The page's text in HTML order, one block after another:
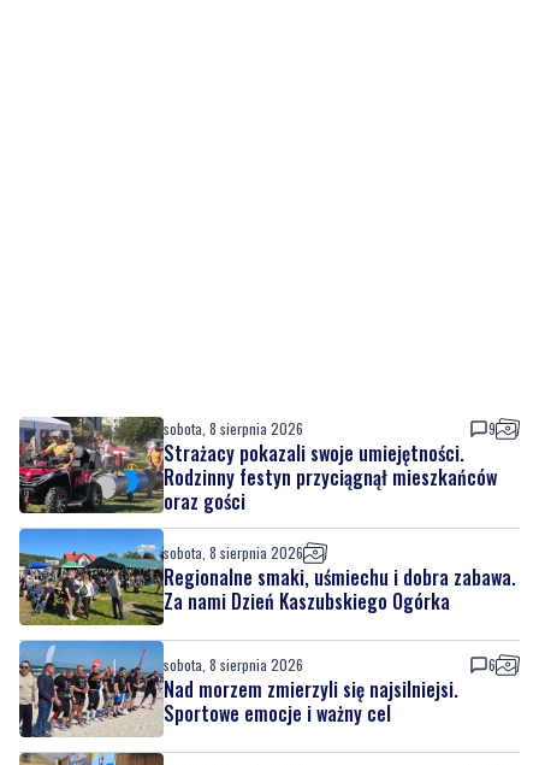
sobota, 8 sierpnia 2026 9
Strażacy pokazali swoje umiejętności.
Rodzinny festyn przyciągnął mieszkańców
oraz gości
sobota, 8 sierpnia 2026
Regionalne smaki, uśmiechu i dobra zabawa.
Za nami Dzień Kaszubskiego Ogórka
sobota, 8 sierpnia 2026 6
Nad morzem zmierzyli się najsilniejsi.
Sportowe emocje i ważny cel